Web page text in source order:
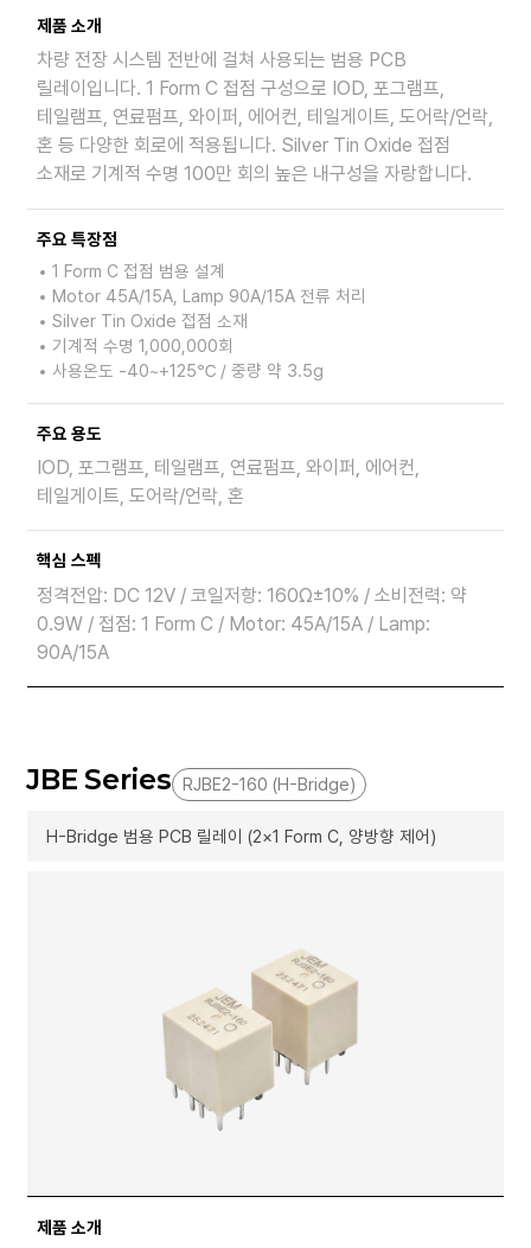
제품 소개
차량 전장 시스템 전반에 걸쳐 사용되는 범용 PCB
릴레이입니다. 1 Form C 접점 구성으로 IOD, 포그램프,
테일램프, 연료펌프, 와이퍼, 에어컨, 테일게이트, 도어락/언락,
혼 등 다양한 회로에 적용됩니다. Silver Tin Oxide 접점
소재로 기계적 수명 100만 회의 높은 내구성을 자랑합니다.
주요 특장점
1 Form C 접점 범용 설계
Motor 45A/15A, Lamp 90A/15A 전류 처리
Silver Tin Oxide 접점 소재
기계적 수명 1,000,000회
사용온도 -40~+125℃ / 중량 약 3.5g
주요 용도
IOD, 포그램프, 테일램프, 연료펌프, 와이퍼, 에어컨,
테일게이트, 도어락/언락, 혼
핵심 스펙
정격전압: DC 12V / 코일저항: 160Ω±10% / 소비전력: 약
0.9W / 접점: 1 Form C / Motor: 45A/15A / Lamp:
90A/15A
JBE Series RJBE2-160 (H-Bridge)
H-Bridge 범용 PCB 릴레이 (2×1 Form C, 양방향 제어)
제품 소개